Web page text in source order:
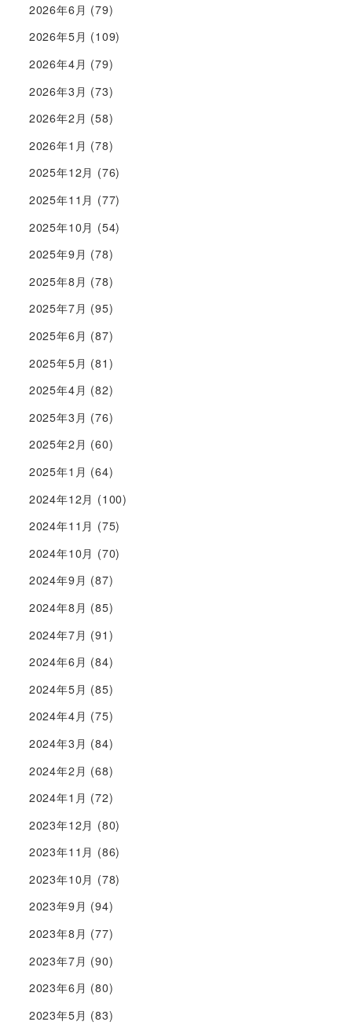
2026年6月 (79)
2026年5月 (109)
2026年4月 (79)
2026年3月 (73)
2026年2月 (58)
2026年1月 (78)
2025年12月 (76)
2025年11月 (77)
2025年10月 (54)
2025年9月 (78)
2025年8月 (78)
2025年7月 (95)
2025年6月 (87)
2025年5月 (81)
2025年4月 (82)
2025年3月 (76)
2025年2月 (60)
2025年1月 (64)
2024年12月 (100)
2024年11月 (75)
2024年10月 (70)
2024年9月 (87)
2024年8月 (85)
2024年7月 (91)
2024年6月 (84)
2024年5月 (85)
2024年4月 (75)
2024年3月 (84)
2024年2月 (68)
2024年1月 (72)
2023年12月 (80)
2023年11月 (86)
2023年10月 (78)
2023年9月 (94)
2023年8月 (77)
2023年7月 (90)
2023年6月 (80)
2023年5月 (83)